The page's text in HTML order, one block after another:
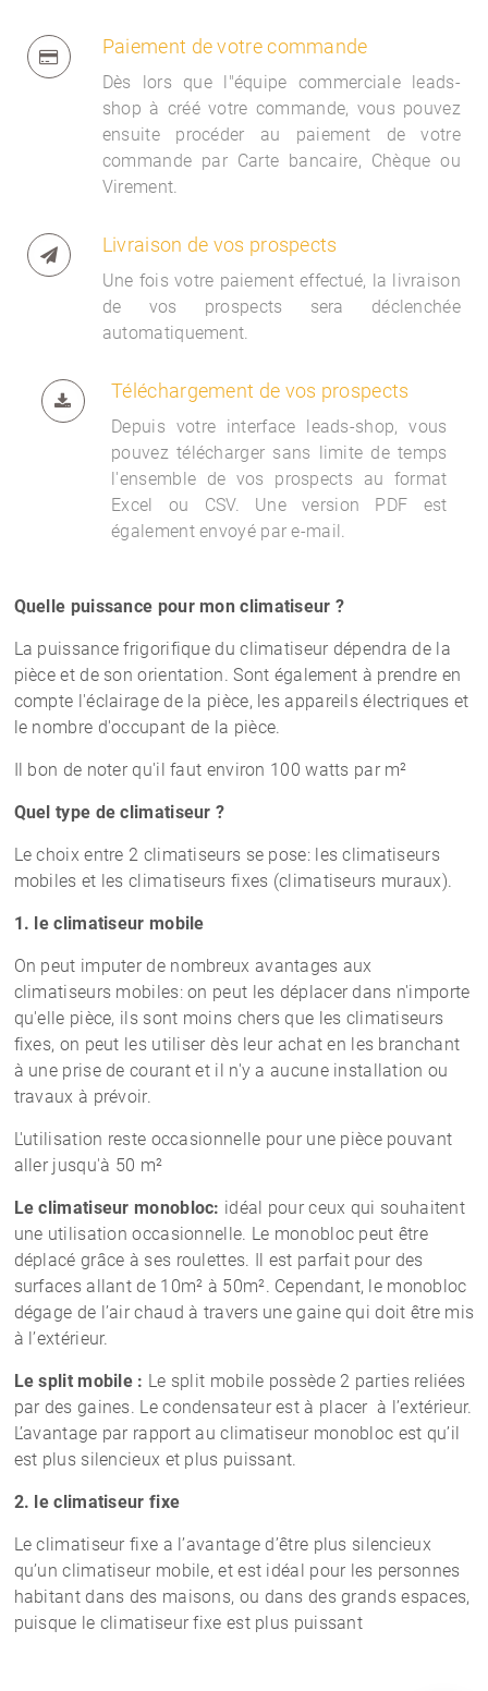
Paiement de votre commande
Dès lors que l"équipe commerciale leads-
shop à créé votre commande, vous pouvez
ensuite procéder au paiement de votre
commande par Carte bancaire, Chèque ou
Virement.
Livraison de vos prospects
Une fois votre paiement effectué, la livraison
de vos prospects sera déclenchée
automatiquement.
Téléchargement de vos prospects
Depuis votre interface leads-shop, vous
pouvez télécharger sans limite de temps
l'ensemble de vos prospects au format
Excel ou CSV. Une version PDF est
également envoyé par e-mail.
Quelle puissance pour mon climatiseur ?
La puissance frigorifique du climatiseur dépendra de la
pièce et de son orientation. Sont également à prendre en
compte l'éclairage de la pièce, les appareils électriques et
le nombre d'occupant de la pièce.
Il bon de noter qu'il faut environ 100 watts par m²
Quel type de climatiseur ?
Le choix entre 2 climatiseurs se pose: les climatiseurs
mobiles et les climatiseurs fixes (climatiseurs muraux).
1. le climatiseur mobile
On peut imputer de nombreux avantages aux
climatiseurs mobiles: on peut les déplacer dans n'importe
qu'elle pièce, ils sont moins chers que les climatiseurs
fixes, on peut les utiliser dès leur achat en les branchant
à une prise de courant et il n'y a aucune installation ou
travaux à prévoir.
L'utilisation reste occasionnelle pour une pièce pouvant
aller jusqu'à 50 m²
Le climatiseur monobloc: idéal pour ceux qui souhaitent
une utilisation occasionnelle. Le monobloc peut être
déplacé grâce à ses roulettes. Il est parfait pour des
surfaces allant de 10m² à 50m². Cependant, le monobloc
dégage de l’air chaud à travers une gaine qui doit être mis
à l’extérieur.
Le split mobile : Le split mobile possède 2 parties reliées
par des gaines. Le condensateur est à placer à l’extérieur.
L’avantage par rapport au climatiseur monobloc est qu’il
est plus silencieux et plus puissant.
2. le climatiseur fixe
Le climatiseur fixe a l’avantage d’être plus silencieux
qu’un climatiseur mobile, et est idéal pour les personnes
habitant dans des maisons, ou dans des grands espaces,
puisque le climatiseur fixe est plus puissant